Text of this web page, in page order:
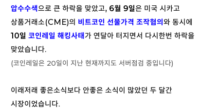
압수수색으로 큰 하락을 맞았고, 6월 9일은 미국 시카고
상품거래소(CME)의 비트코인 선물가격 조작혐의와 동시에
10일 코인레일 해킹사태가 연달아 터지면서 다시한번 하락을
맞았습니다.
(코인레일은 20일이 지난 현재까지도 서버점검 중입니다)
이래저래 좋은소식보다 안좋은 소식이 많았던 두 달간
시장이었습니다.